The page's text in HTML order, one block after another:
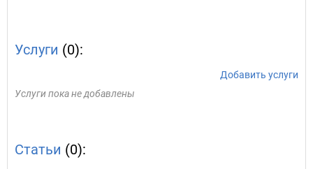
Услуги (0):
Добавить услуги
Услуги пока не добавлены
Статьи (0):